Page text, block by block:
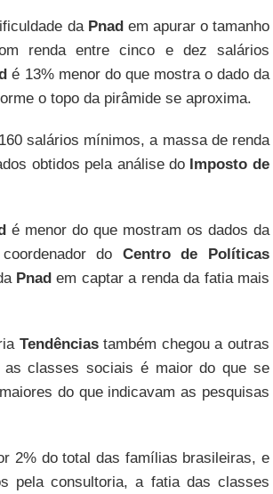
da Pnadem apurar o tamanho
renda entre cinco e dez salários
é 13% menor do que mostra o dado da
o topo da pirâmide se aproxima.
salários mínimos, a massa de renda
obtidos pela análise do Imposto de
é menor do que mostram os dados da
do Centro de Políticas
Pnadem captar a renda da fatia mais
Tendênciastambém chegou a outras
classes sociais é maior do que se
do que indicavam as pesquisas
2% do total das famílias brasileiras, e
pela consultoria, a fatia das classes